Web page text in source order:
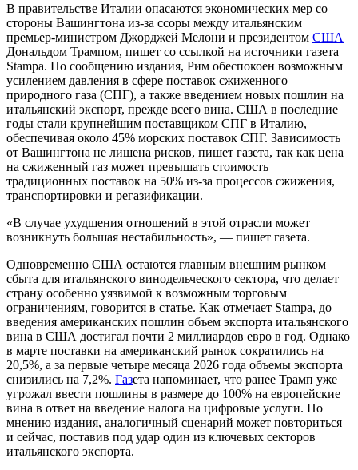
В правительстве Италии опасаются экономических мер со
стороны Вашингтона из-за ссоры между итальянским
премьер-министром Джорджей Мелони и президентом США
Дональдом Трампом, пишет со ссылкой на источники газета
Stampa. По сообщению издания, Рим обеспокоен возможным
усилением давления в сфере поставок сжиженного
природного газа (СПГ), а также введением новых пошлин на
итальянский экспорт, прежде всего вина. США в последние
годы стали крупнейшим поставщиком СПГ в Италию,
обеспечивая около 45% морских поставок СПГ. Зависимость
от Вашингтона не лишена рисков, пишет газета, так как цена
на сжиженный газ может превышать стоимость
традиционных поставок на 50% из-за процессов сжижения,
транспортировки и регазификации.
«В случае ухудшения отношений в этой отрасли может
возникнуть большая нестабильность», — пишет газета.
Одновременно США остаются главным внешним рынком
сбыта для итальянского винодельческого сектора, что делает
страну особенно уязвимой к возможным торговым
ограничениям, говорится в статье. Как отмечает Stampa, до
введения американских пошлин объем экспорта итальянского
вина в США достигал почти 2 миллиардов евро в год. Однако
в марте поставки на американский рынок сократились на
20,5%, а за первые четыре месяца 2026 года объемы экспорта
снизились на 7,2%. Газета напоминает, что ранее Трамп уже
угрожал ввести пошлины в размере до 100% на европейские
вина в ответ на введение налога на цифровые услуги. По
мнению издания, аналогичный сценарий может повториться
и сейчас, поставив под удар один из ключевых секторов
итальянского экспорта.